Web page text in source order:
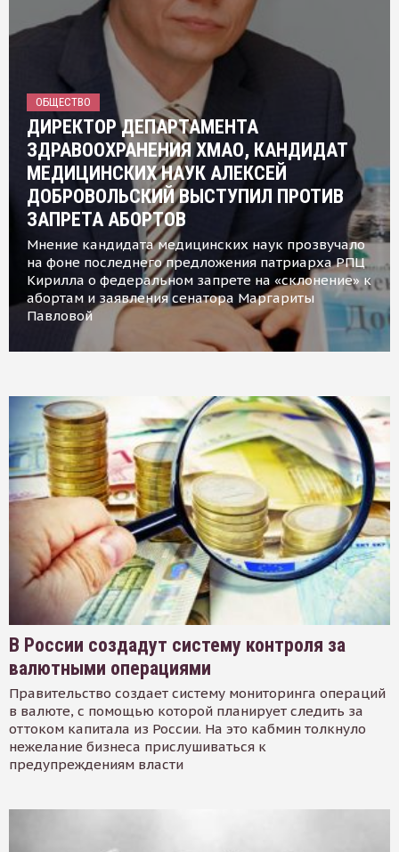
ОБЩЕСТВО
ДИРЕКТОР ДЕПАРТАМЕНТА
ЗДРАВООХРАНЕНИЯ ХМАО, КАНДИДАТ
МЕДИЦИНСКИХ НАУК АЛЕКСЕЙ
ДОБРОВОЛЬСКИЙ ВЫСТУПИЛ ПРОТИВ
ЗАПРЕТА АБОРТОВ
Мнение кандидата медицинских наук прозвучало
на фоне последнего предложения патриарха РПЦ
Кирилла о федеральном запрете на «склонение» к
абортам и заявления сенатора Маргариты
Павловой
В России создадут систему контроля за
валютными операциями
Правительство создает систему мониторинга операций
в валюте, с помощью которой планирует следить за
оттоком капитала из России. На это кабмин толкнуло
нежелание бизнеса прислушиваться к
предупреждениям власти